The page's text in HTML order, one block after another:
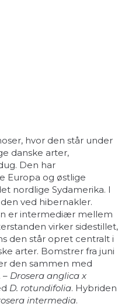
hvor den står under
danske arter,
Den har
Europa og østlige
nordlige Sydamerika. I
ved hibernakler.
er intermediær mellem
virker sidestillet,
den står opret centralt i
arter. Bomstrer fra juni
den sammen med
. – Drosera anglica x
D. rotundifolia. Hybriden
intermedia.